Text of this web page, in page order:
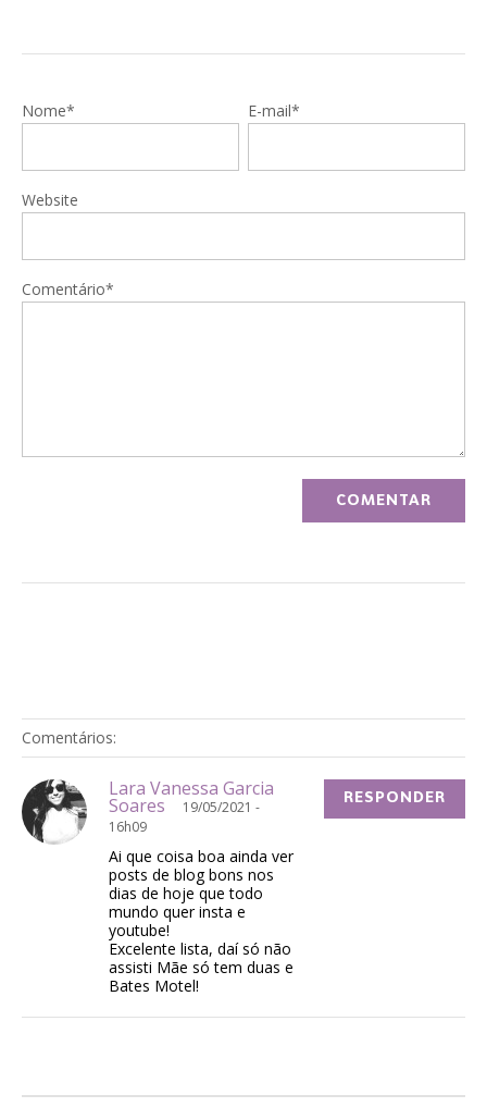
Nome* E-mail*
Website
Comentário*
Comentários:
Lara Vanessa Garcia
Soares
19/05/2021 -
16h09
Ai que coisa boa ainda ver
posts de blog bons nos
dias de hoje que todo
mundo quer insta e
youtube!
Excelente lista, daí só não
assisti Mãe só tem duas e
Bates Motel!
RESPONDER